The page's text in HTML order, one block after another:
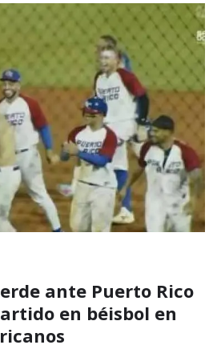
ante Puerto Rico
en béisbol en